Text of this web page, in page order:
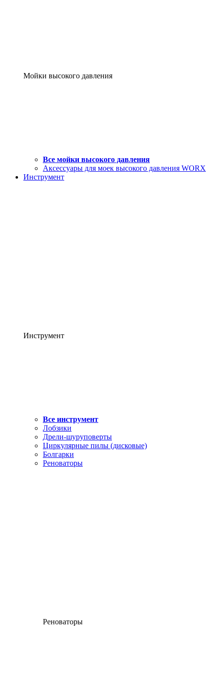
Мойки высокого давления
Все мойки высокого давления
Аксессуары для моек высокого давления WORX
Инструмент
Инструмент
Все инструмент
Лобзики
Дрели-шуруповерты
Циркулярные пилы (дисковые)
Болгарки
Реноваторы
Реноваторы